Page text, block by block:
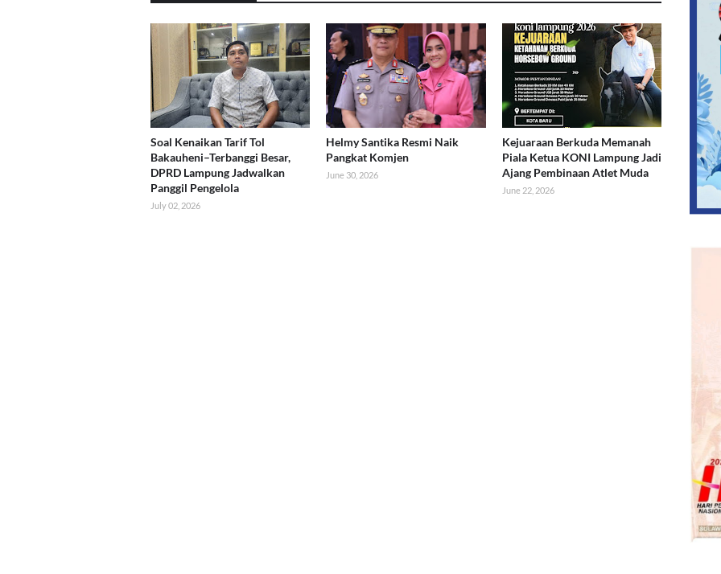
Soal Kenaikan Tarif Tol
Bakauheni–Terbanggi Besar,
DPRD Lampung Jadwalkan
Panggil Pengelola
July 02, 2026
Helmy Santika Resmi Naik
Pangkat Komjen
June 30, 2026
Kejuaraan Berkuda Memanah
Piala Ketua KONI Lampung Jadi
Ajang Pembinaan Atlet Muda
June 22, 2026